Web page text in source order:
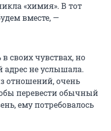
«химия». В тот
вместе, —
своих чувствах, но
адрес не услышала.
отношений, очень
перевести обычный
ему потребовалось